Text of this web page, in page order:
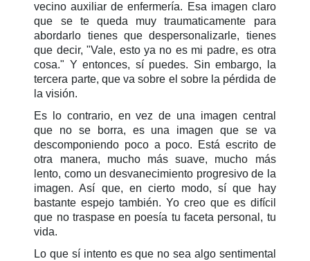
vecino auxiliar de enfermería. Esa imagen claro
que se te queda muy traumaticamente para
abordarlo tienes que despersonalizarle, tienes
que decir, "Vale, esto ya no es mi padre, es otra
cosa." Y entonces, sí puedes. Sin embargo, la
tercera parte, que va sobre el sobre la pérdida de
la visión.
Es lo contrario, en vez de una imagen central
que no se borra, es una imagen que se va
descomponiendo poco a poco. Está escrito de
otra manera, mucho más suave, mucho más
lento, como un desvanecimiento progresivo de la
imagen. Así que, en cierto modo, sí que hay
bastante espejo también. Yo creo que es difícil
que no traspase en poesía tu faceta personal, tu
vida.
Lo que sí intento es que no sea algo sentimental